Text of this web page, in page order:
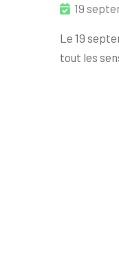
19
Le 19
tout les